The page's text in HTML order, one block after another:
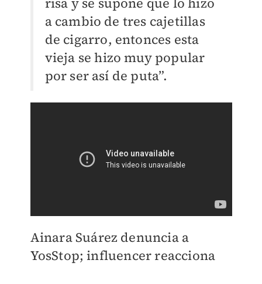
a cambio de tres cajetillas
de cigarro, entonces esta
vieja se hizo muy popular
por ser así de puta”.
Ainara Suárez denuncia a
YosStop; influencer reacciona